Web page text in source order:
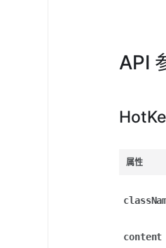
API
属性
content